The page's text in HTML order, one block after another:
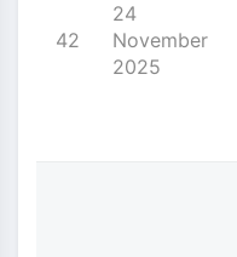
42
24
November
2025